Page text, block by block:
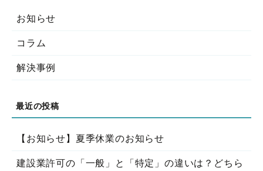
お知らせ
コラム
解決事例
【お知らせ】夏季休業のお知らせ
建設業許可の「一般」と「特定」の違いは？どちら